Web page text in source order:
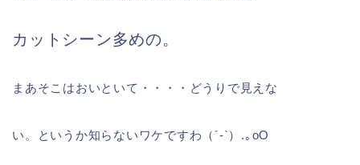
カットシーン多めの。
まあそこはおいといて・・・・どうりで見えな
い。というか知らないワケですわ（´-`）.｡oO